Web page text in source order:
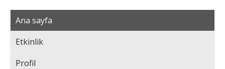
Ana sayfa
Etkinlik
Profil